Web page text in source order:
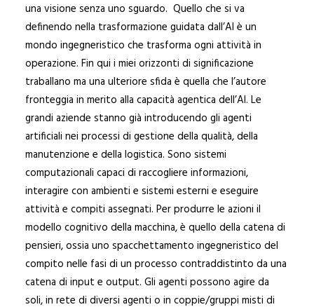
una visione senza uno sguardo. Quello che si va
definendo nella trasformazione guidata dall’AI è un
mondo ingegneristico che trasforma ogni attività in
operazione. Fin qui i miei orizzonti di significazione
traballano ma una ulteriore sfida è quella che l’autore
fronteggia in merito alla capacità agentica dell’AI. Le
grandi aziende stanno già introducendo gli agenti
artificiali nei processi di gestione della qualità, della
manutenzione e della logistica. Sono sistemi
computazionali capaci di raccogliere informazioni,
interagire con ambienti e sistemi esterni e eseguire
attività e compiti assegnati. Per produrre le azioni il
modello cognitivo della macchina, è quello della catena di
pensieri, ossia uno spacchettamento ingegneristico del
compito nelle fasi di un processo contraddistinto da una
catena di input e output. Gli agenti possono agire da
soli, in rete di diversi agenti o in coppie/gruppi misti di